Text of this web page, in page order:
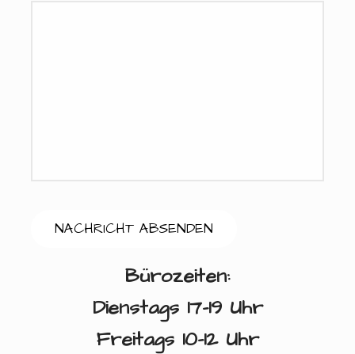
Bürozeiten:
Dienstags 17-19 Uhr
Freitags 10-12 Uhr